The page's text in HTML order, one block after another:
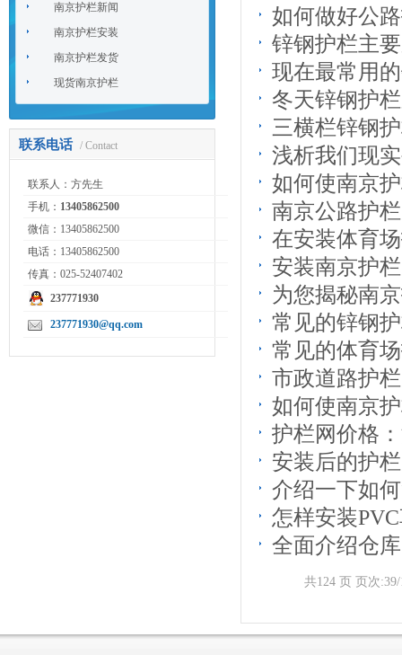
南京护栏新闻
南京护栏安装
南京护栏发货
现货南京护栏
联系电话 / Contact
联系人：方先生
手机： 13405862500
微信：13405862500
电话：13405862500
传真：025-52407402
237771930
237771930@qq.com
如何做好公
锌钢护栏主
现在最常用
冬天锌钢护
三横栏锌钢
浅析我们现
如何使南京
南京公路护
在安装体育
安装南京护
为您揭秘南
常见的锌钢
常见的体育
市政道路护
如何使南京
护栏网价格
安装后的护
介绍一下如
怎样安装
全面介绍仓
共124 页 页次